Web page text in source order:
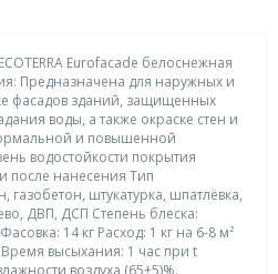
Eurofacade белоснежная
Предназначена для наружных и
фасадов зданий, защищенных
воды, а также окраске стен и
и повышенной
водостойкости покрытия
после нанесения Тип
газобетон, штукатурка, шпатлёвка,
ДВП, ДСП Степень блеска:
14 кг Расход: 1 кг на 6-8 м²
высыхания: 1 час при t
воздуха (65±5)%.